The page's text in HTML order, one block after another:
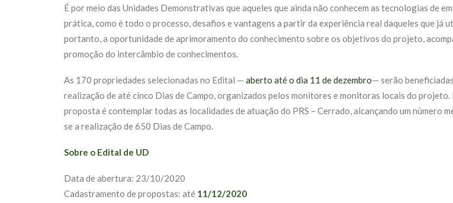
É por meio das Unidades Demonstrativas que aqueles que ainda não conhecem as tecnologias de
prática, como é todo o processo, desafios e vantagens a partir da experiência real daqueles que já
portanto, a oportunidade de aprimoramento do conhecimento sobre os objetivos do projeto,
promoção do intercâmbio de conhecimentos.
As 170 propriedades selecionadas no Edital — aberto até o dia 11 de dezembro— serão
realização de até cinco Dias de Campo, organizados pelos monitores e monitoras locais do
proposta é contemplar todas as localidades de atuação do PRS – Cerrado, alcançando um
se a realização de 650 Dias de Campo.
Sobre o Edital de UD
Data de abertura: 23/10/2020
Cadastramento de propostas: até 11/12/2020